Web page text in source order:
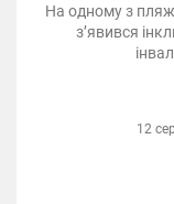
На одному з
з’явився
12